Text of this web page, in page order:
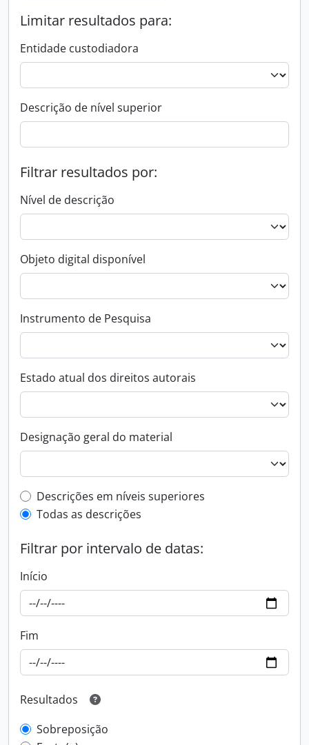
Limitar resultados para:
Entidade custodiadora
Descrição de nível superior
Filtrar resultados por:
Nível de descrição
Objeto digital disponível
Instrumento de Pesquisa
Estado atual dos direitos autorais
Designação geral do material
Filtro de descrição de nível superior
Descrições em níveis superiores
Todas as descrições
Filtrar por intervalo de datas:
Início
Fim
Resultados
Sobreposição